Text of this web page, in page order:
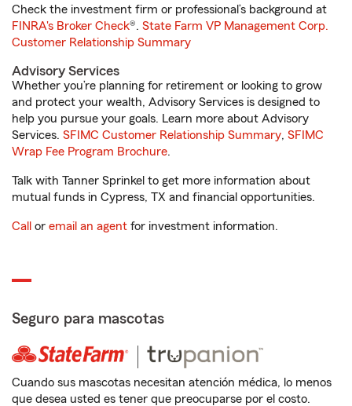
Check the investment firm or professional’s background at
FINRA's Broker Check®. State Farm VP Management Corp.
Customer Relationship Summary
Advisory Services
Whether you’re planning for retirement or looking to grow
and protect your wealth, Advisory Services is designed to
help you pursue your goals. Learn more about Advisory
Services. SFIMC Customer Relationship Summary, SFIMC
Wrap Fee Program Brochure.
Talk with Tanner Sprinkel to get more information about
mutual funds in Cypress, TX and financial opportunities.
Call or email an agent for investment information.
Seguro para mascotas
Cuando sus mascotas necesitan atención médica, lo menos
que desea usted es tener que preocuparse por el costo.